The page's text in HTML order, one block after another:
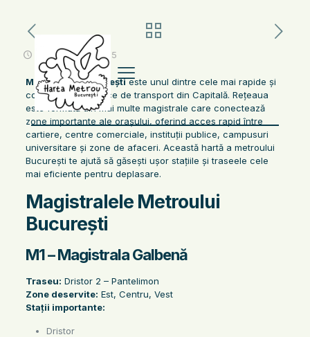
noiembrie 15, 2025
Metroul din Bucureștieste unul dintre cele mai rapide și
convenabile mijloace de transport din Capitală. Rețeaua
este formată din mai multe magistrale care conectează
zone importante ale orașului, oferind acces rapid între
cartiere, centre comerciale, instituții publice, campusuri
universitare și zone de afaceri. Această hartă a metroului
București te ajută să găsești ușor stațiile și traseele cele
mai eficiente pentru deplasare.
Magistralele Metroului
București
M1 – Magistrala Galbenă
Traseu: Dristor 2 – Pantelimon
Zone deservite: Est, Centru, Vest
Stații importante:
Dristor